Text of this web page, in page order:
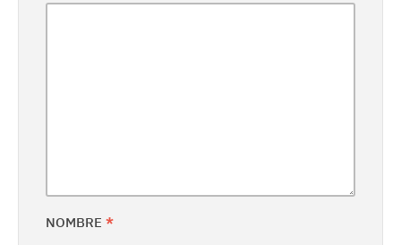
NOMBRE *